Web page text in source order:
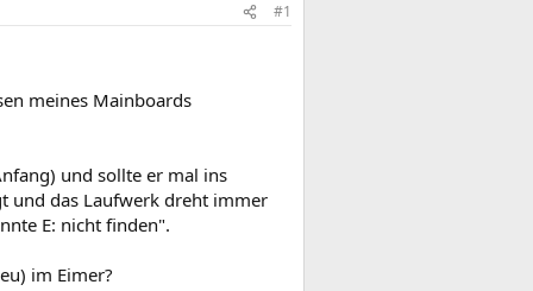
#1
meines Mainboards
und sollte er mal ins
und das Laufwerk dreht immer
E: nicht finden".
im Eimer?